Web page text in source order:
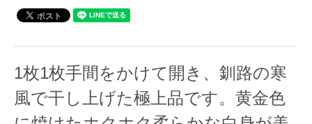
1枚1枚手間をかけて開き、釧路の寒
風で干し上げた極上品です。黄金色